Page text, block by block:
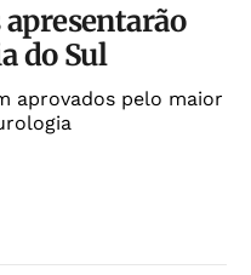
do Sul
aprovados pelo maior